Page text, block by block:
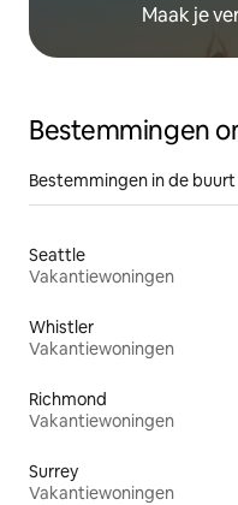
Maak je
Bestemmingen
Bestemmingen in de buurt
Seattle
Vakantiewoningen
Whistler
Vakantiewoningen
Richmond
Vakantiewoningen
Surrey
Vakantiewoningen